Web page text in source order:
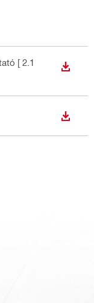
[ 2.1